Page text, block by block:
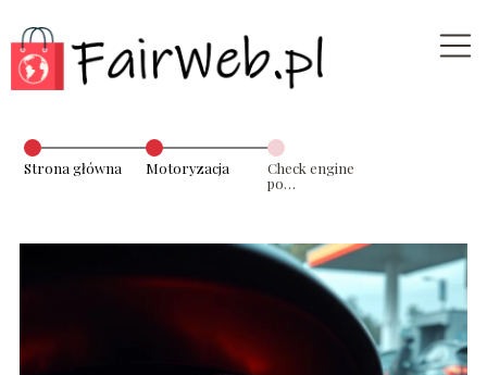
Strona główna Motoryzacja
Check engine
po